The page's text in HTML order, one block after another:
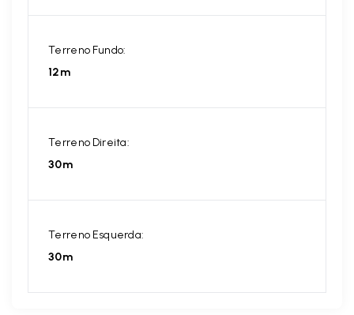
Terreno Fundo:
12m
Terreno Direita:
30m
Terreno Esquerda:
30m